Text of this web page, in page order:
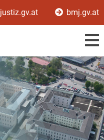
justiz.gv.at bmj.gv.at